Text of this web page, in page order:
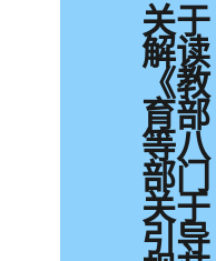
关于
解读
《教
育部
等八
部门
关于
引导